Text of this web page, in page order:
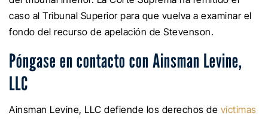
caso al Tribunal Superior para que vuelva a examinar el
fondo del recurso de apelación de Stevenson.
Póngase en contacto con Ainsman Levine,
LLC
Ainsman Levine, LLC defiende los derechos de víctimas